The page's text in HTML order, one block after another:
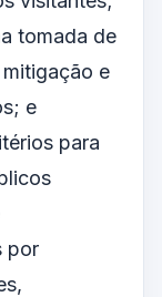
tomada de
e
e
para
por